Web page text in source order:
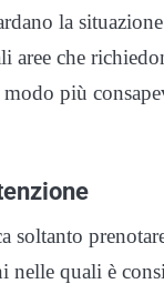
la
aree che
più
soltanto
nelle quali è